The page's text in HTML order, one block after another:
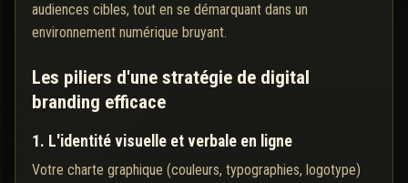
audiences cibles, tout en se démarquant dans un
environnement numérique bruyant.
Les piliers d'une stratégie de digital
branding efficace
1. L'identité visuelle et verbale en ligne
Votre charte graphique (couleurs, typographies, logotype)